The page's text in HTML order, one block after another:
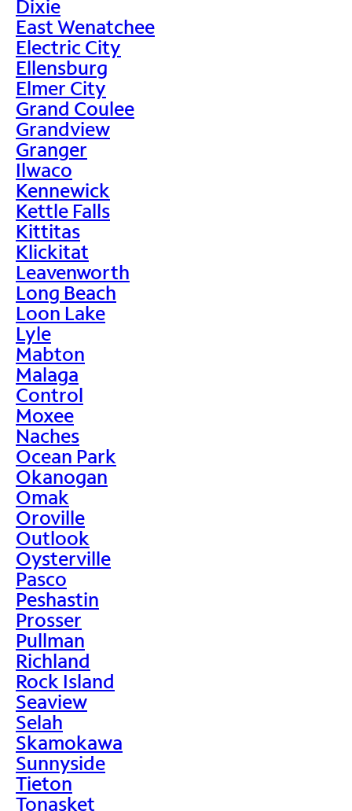
Dixie
East Wenatchee
Electric City
Ellensburg
Elmer City
Grand Coulee
Grandview
Granger
Ilwaco
Kennewick
Kettle Falls
Kittitas
Klickitat
Leavenworth
Long Beach
Loon Lake
Lyle
Mabton
Malaga
Control
Moxee
Naches
Ocean Park
Okanogan
Omak
Oroville
Outlook
Oysterville
Pasco
Peshastin
Prosser
Pullman
Richland
Rock Island
Seaview
Selah
Skamokawa
Sunnyside
Tieton
Tonasket